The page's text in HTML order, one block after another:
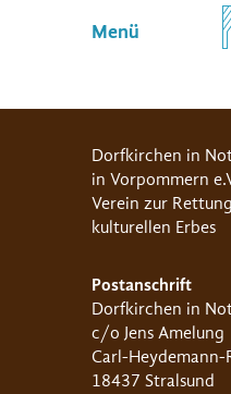
Menü
Dorfkirchen in
in Vorpommern
Verein zur
kulturellen Erbes
Postanschrift
Dorfkirchen in
c/o Jens Amelung
Carl-Heydemann-
18437 Stralsund